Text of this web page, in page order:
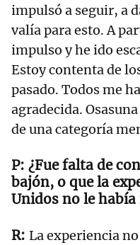
impulsó a seguir, a
valía para esto. A
impulso y he ido
Estoy contenta de
pasado. Todos me
agradecida.
de una categoría
¿Fue falta de
bajón, o que la
Unidos no le había
La experiencia